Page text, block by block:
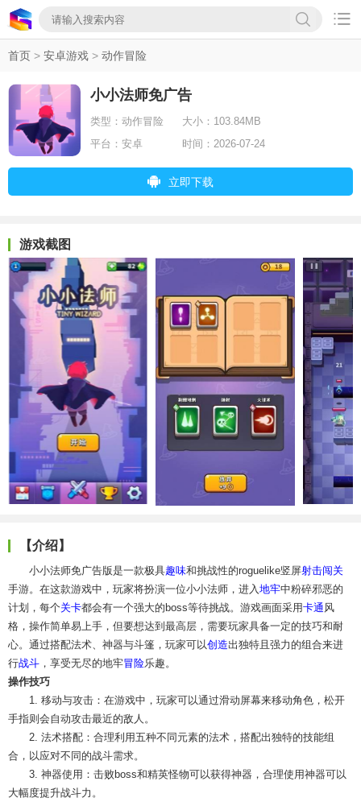

首页 > 安卓游戏 > 动作冒险
小小法师免广告
类型： 动作冒险 大小： 103.84MB
平台： 安卓 时间： 2026-07-24
立即下载
游戏截图
【介绍】
小小法师免广告版是一款极具趣味和挑战性的roguelike竖屏射击闯关
手游。在这款游戏中，玩家将扮演一位小小法师，进入 地牢中粉碎邪恶的
计划，每个关卡都会有一个强大的boss等待挑战。游戏画面采用卡通 风
格，操作简单易上手，但要想达到最高层，需要玩家具备一定的技巧和耐
心。通过搭配法术、神器与斗篷，玩家可以创造出独特且强力的组合来进
行战斗 ，享受无尽的地牢冒险乐趣。
操作技巧
1. 移动与攻击：在游戏中，玩家可以通过滑动屏幕来移动角色，松开
手指则会自动攻击最近的敌人。
2. 法术搭配：合理利用五种不同元素的法术，搭配出独特的技能组
合，以应对不同的战斗需求。
3. 神器使用：击败boss和精英怪物可以获得神器，合理使用神器可以
大幅度提升战斗力。